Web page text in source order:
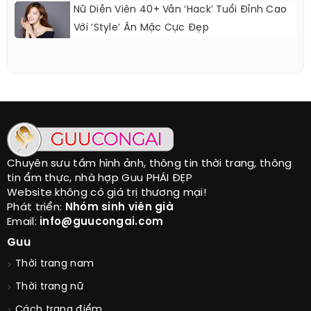
Nữ Diễn Viên 40+ Vẫn ‘hack’ Tuổi Đỉnh Cao
Với ‘style’ Ăn Mặc Cực Đẹp
Chuyên sưu tầm hình ảnh, thông tin thời trang, thông
tin ẩm thực, nhà hợp Guu PHÁI ĐẸP
Website không có giá trị thương mại!
Phát triển: Nhóm sinh viên già
Email: info@guucongai.com
Guu
Thời trang nam
Thời trang nữ